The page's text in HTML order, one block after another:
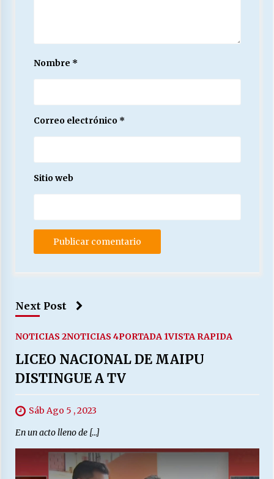
Nombre *
Correo electrónico *
Sitio web
Next Post
NOTICIAS 2NOTICIAS 4PORTADA 1VISTA RAPIDA
LICEO NACIONAL DE MAIPU
DISTINGUE A TV
Sáb Ago 5 , 2023
En un acto lleno de […]